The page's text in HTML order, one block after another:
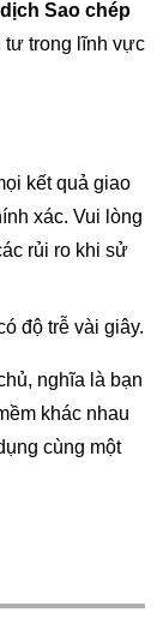
Sao chép
tư trong lĩnh vực
kết quả giao
xác. Vui lòng
rủi ro khi sử
độ trễ vài giây.
nghĩa là bạn
khác nhau
cùng một